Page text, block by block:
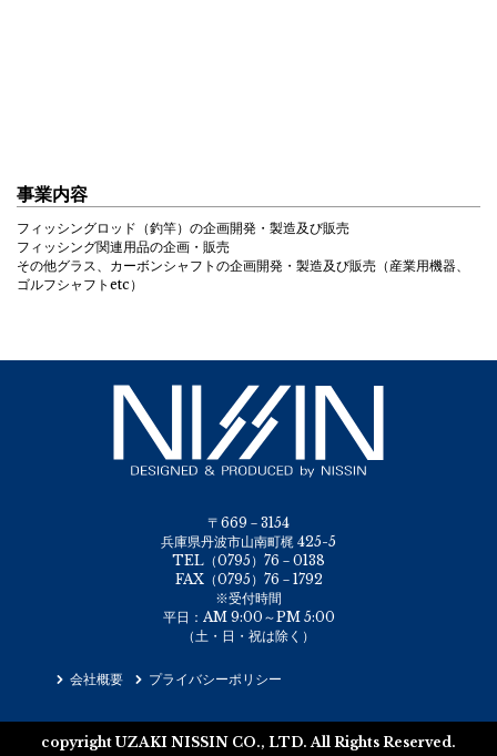
事業内容
フィッシングロッド（釣竿）の企画開発・製造及び販売
フィッシング関連用品の企画・販売
その他グラス、カーボンシャフトの企画開発・製造及び販売（産業用機器、
ゴルフシャフトetc）
〒669－3154
兵庫県丹波市山南町梶 425-5
TEL（0795）76－0138
FAX（0795）76－1792
※受付時間
平日：AM 9:00～PM 5:00
（土・日・祝は除く）
会社概要 プライバシーポリシー
copyright UZAKI NISSIN CO., LTD. All Rights Reserved.